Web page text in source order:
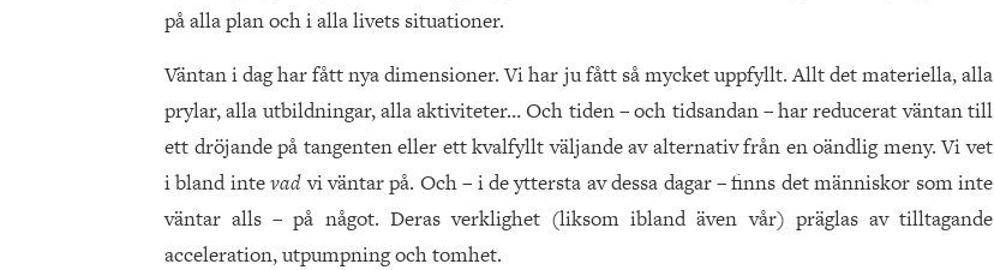
på alla plan och i alla livets situationer.
Väntan i dag har fått nya dimensioner. Vi har ju fått så mycket uppfyllt. Allt det materiella, alla
prylar, alla utbildningar, alla aktiviteter… Och tiden – och tidsandan – har reducerat väntan till
ett dröjande på tangenten eller ett kvalfyllt väljande av alternativ från en oändlig meny. Vi vet
i bland intevadvi väntar på. Och – i de yttersta av dessa dagar – finns det människor som inte
väntar alls – på något. Deras verklighet (liksom ibland även vår) präglas av tilltagande
acceleration, utpumpning och tomhet.